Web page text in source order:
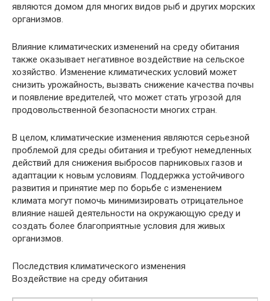
являются домом для многих видов рыб и других морских
организмов.
Влияние климатических изменений на среду обитания
также оказывает негативное воздействие на сельское
хозяйство. Изменение климатических условий может
снизить урожайность, вызвать снижение качества почвы
и появление вредителей, что может стать угрозой для
продовольственной безопасности многих стран.
В целом, климатические изменения являются серьезной
проблемой для среды обитания и требуют немедленных
действий для снижения выбросов парниковых газов и
адаптации к новым условиям. Поддержка устойчивого
развития и принятие мер по борьбе с изменением
климата могут помочь минимизировать отрицательное
влияние нашей деятельности на окружающую среду и
создать более благоприятные условия для живых
организмов.
Последствия климатического изменения
Воздействие на среду обитания